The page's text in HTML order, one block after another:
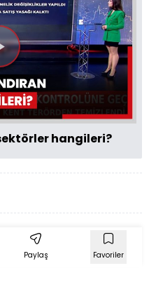
Videoyu
Oynat
hangileri?
Paylaş Favoriler